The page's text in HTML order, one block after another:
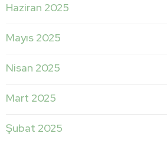
Haziran 2025
Mayıs 2025
Nisan 2025
Mart 2025
Şubat 2025